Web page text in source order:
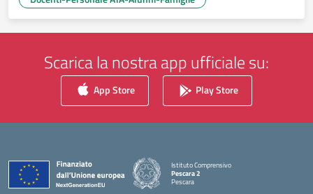
Scarica la nostra app ufficiale su:
App Store Play Store
Istituto Comprensivo
Pescara 2
Pescara